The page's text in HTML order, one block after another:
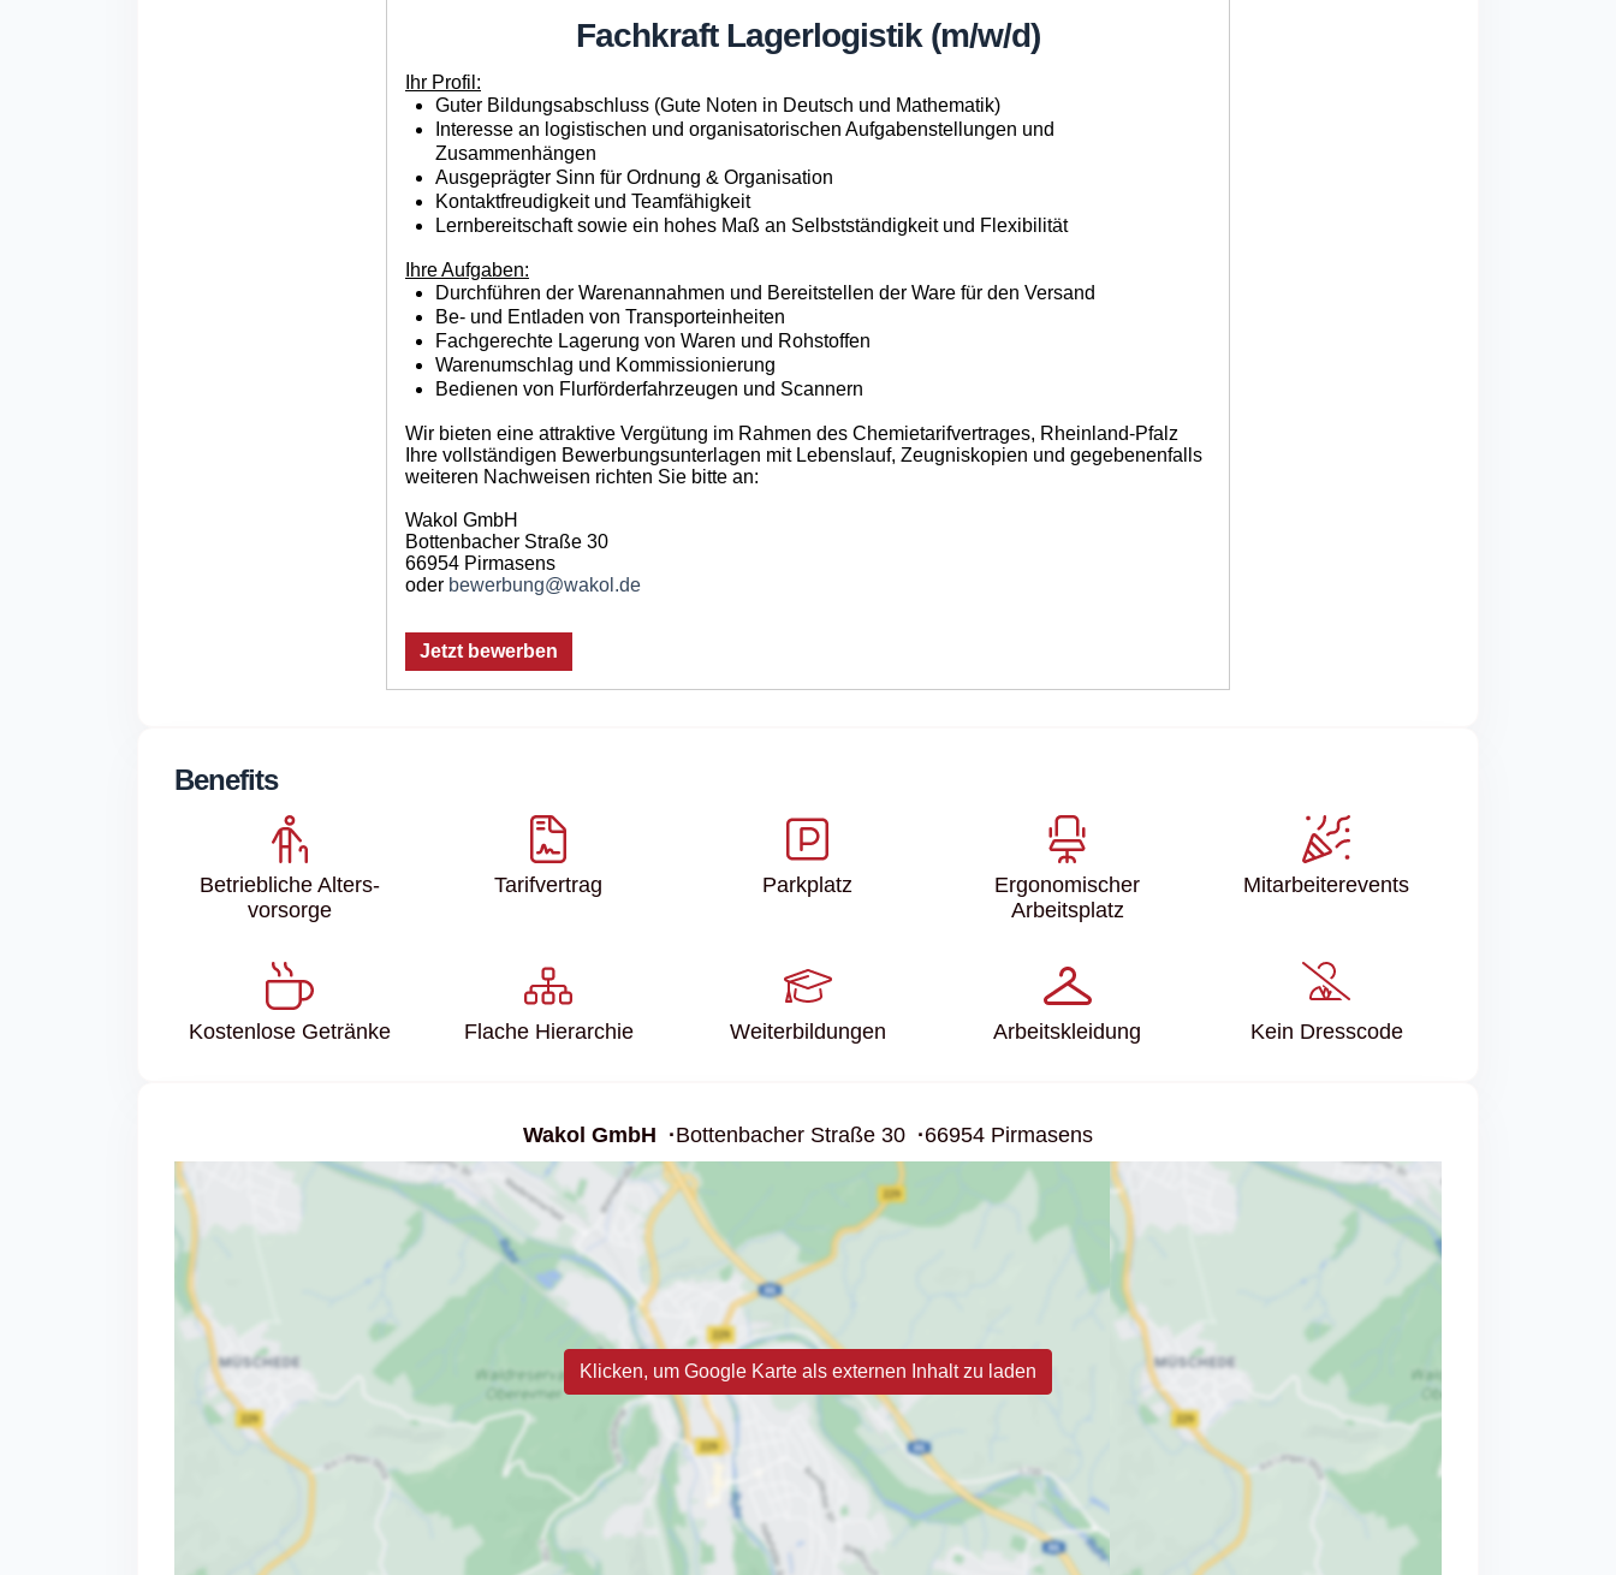
Fachkraft Lagerlogistik (m/w/d)
Ihr Profil:
Guter Bildungsabschluss (Gute Noten in Deutsch und Mathematik)
Interesse an logistischen und organisatorischen Aufgabenstellungen und
Zusammenhängen
Ausgeprägter Sinn für Ordnung & Organisation
Kontaktfreudigkeit und Teamfähigkeit
Lernbereitschaft sowie ein hohes Maß an Selbstständigkeit und Flexibilität
Ihre Aufgaben:
Durchführen der Warenannahmen und Bereitstellen der Ware für den Versand
Be- und Entladen von Transporteinheiten
Fachgerechte Lagerung von Waren und Rohstoffen
Warenumschlag und Kommissionierung
Bedienen von Flurförderfahrzeugen und Scannern
Wir bieten eine attraktive Vergütung im Rahmen des Chemietarifvertrages, Rheinland-Pfalz
Ihre vollständigen Bewerbungsunterlagen mit Lebenslauf, Zeugniskopien und gegebenenfalls
weiteren Nachweisen richten Sie bitte an:
Wakol GmbH
Bottenbacher Straße 30
66954 Pirmasens
oder bewerbung@wakol.de
Jetzt bewerben
Benefits
Betriebliche Alters­
vorsorge
Tarifvertrag Parkplatz
Ergonomischer
Arbeitsplatz
Mitarbeiter­events
Kostenlose Getränke Flache Hierarchie Weiter­bildungen Arbeits­kleidung Kein Dresscode
Wakol GmbH Bottenbacher Straße 30 66954 Pirmasens
Klicken, um Google Karte als externen Inhalt zu laden